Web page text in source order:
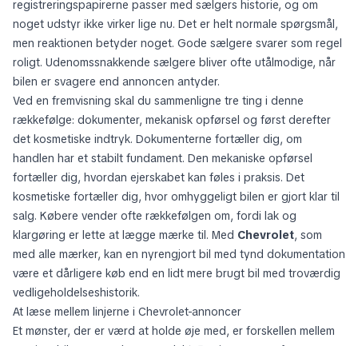
Bekræft om begge nøgler er til stede, om
registreringspapirerne passer med sælgers historie, og om
noget udstyr ikke virker lige nu. Det er helt normale spørgsmål,
men reaktionen betyder noget. Gode sælgere svarer som regel
roligt. Udenomssnakkende sælgere bliver ofte utålmodige, når
bilen er svagere end annoncen antyder.
Ved en fremvisning skal du sammenligne tre ting i denne
rækkefølge: dokumenter, mekanisk opførsel og først derefter
det kosmetiske indtryk. Dokumenterne fortæller dig, om
handlen har et stabilt fundament. Den mekaniske opførsel
fortæller dig, hvordan ejerskabet kan føles i praksis. Det
kosmetiske fortæller dig, hvor omhyggeligt bilen er gjort klar til
salg. Købere vender ofte rækkefølgen om, fordi lak og
klargøring er lette at lægge mærke til. Med Chevrolet, som
med alle mærker, kan en nyrengjort bil med tynd dokumentation
være et dårligere køb end en lidt mere brugt bil med troværdig
vedligeholdelseshistorik.
At læse mellem linjerne i Chevrolet-annoncer